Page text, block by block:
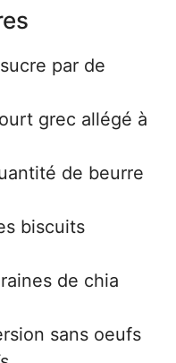
par de
grec allégé à
de beurre
biscuits
de chia
sans oeufs